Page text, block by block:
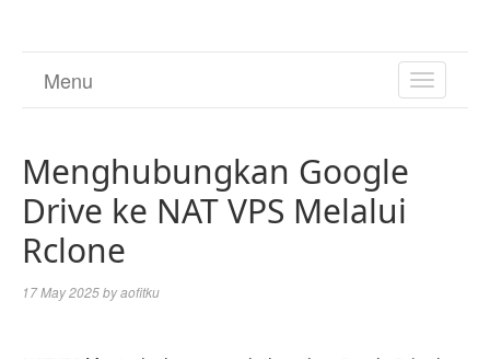
TOGGLE
Menu
Menghubungkan Google
Drive ke NAT VPS Melalui
Rclone
17 May 2025byaofitku